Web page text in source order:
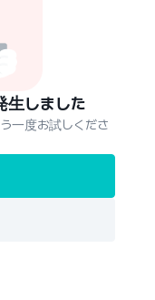
生しました
一度お試しくださ